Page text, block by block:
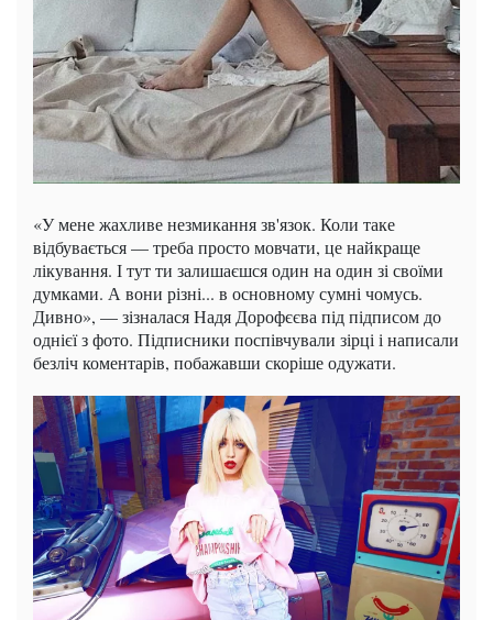
«У мене жахливе незмикання зв'язок. Коли таке
відбувається — треба просто мовчати, це найкраще
лікування. І тут ти залишаєшся один на один зі своїми
думками. А вони різні... в основному сумні чомусь.
Дивно», — зізналася Надя Дорофєєва під підписом до
однієї з фото. Підписники поспівчували зірці і написали
безліч коментарів, побажавши скоріше одужати.